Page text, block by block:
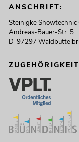
ANSCHRIFT:
Steinigke Showtechnic
Andreas-Bauer-Str. 5
D-97297